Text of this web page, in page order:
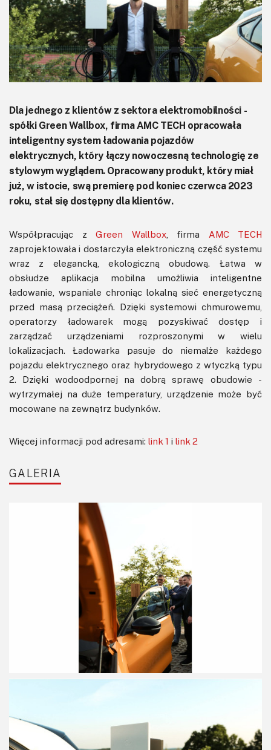
Magazyny
Archiwum
Do pobrania
Dla jednego z klientów z sektora elektromobilności -
spółki Green Wallbox, firma AMC TECH opracowała
inteligentny system ładowania pojazdów
elektrycznych, który łączy nowoczesną technologię ze
stylowym wyglądem. Opracowany produkt, który miał
już, w istocie, swą premierę pod koniec czerwca 2023
roku, stał się dostępny dla klientów.
Współpracując z Green Wallbox, firma AMC TECH
zaprojektowała i dostarczyła elektroniczną część systemu
wraz z elegancką, ekologiczną obudową. Łatwa w
obsłudze aplikacja mobilna umożliwia inteligentne
ładowanie, wspaniale chroniąc lokalną sieć energetyczną
przed masą przeciążeń. Dzięki systemowi chmurowemu,
operatorzy ładowarek mogą pozyskiwać dostęp i
zarządzać urządzeniami rozproszonymi w wielu
lokalizacjach. Ładowarka pasuje do niemalże każdego
pojazdu elektrycznego oraz hybrydowego z wtyczką typu
2. Dzięki wodoodpornej na dobrą sprawę obudowie -
wytrzymałej na duże temperatury, urządzenie może być
mocowane na zewnątrz budynków.
Więcej informacji pod adresami: link 1 i link 2
GALERIA